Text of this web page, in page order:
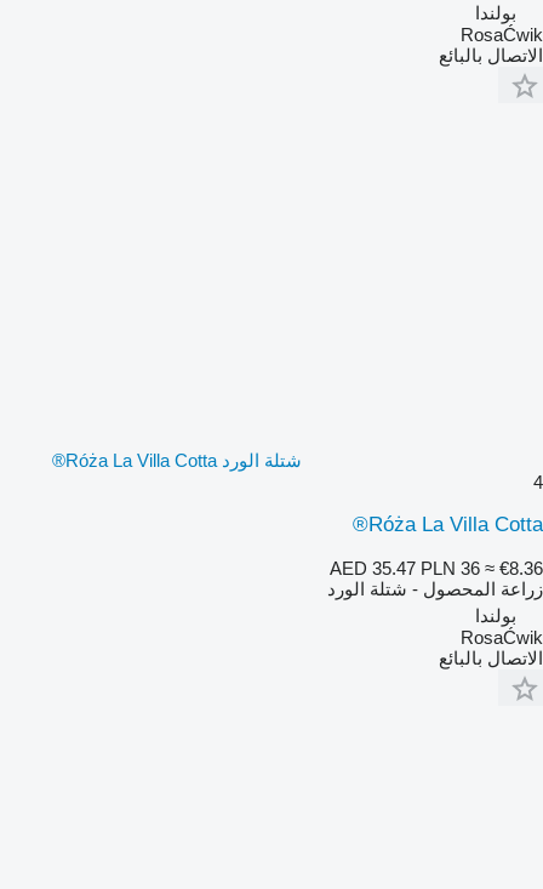
بولندا
RosaĆwik
الاتصال بالبائع
شتلة الورد Róża La Villa Cotta®
4
Róża La Villa Cotta®
AED 35.47 PLN 36 ≈ €8.36
زراعة المحصول - شتلة الورد
بولندا
RosaĆwik
الاتصال بالبائع